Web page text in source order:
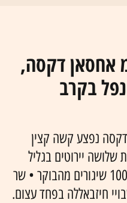
אחסאן דקסה,
חטיבת 401, נפל בקרב
נפצע קשה קצין
יירוטים בגליל
התחתון ונפילות בצפת: יותר מ-100 שיגורים מהבוקר • שר
חיזבאללה בפחד עצום.